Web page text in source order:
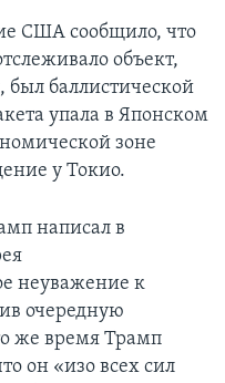
США сообщило, что
объект,
был баллистической
упала в Японском
зоне
у Токио.
написал в
неуважение к
очередную
же время Трамп
он «изо всех сил